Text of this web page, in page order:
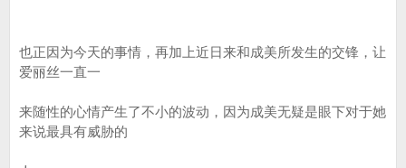
也正因为今天的事情，再加上近日来和成美所发生的交锋，让
爱丽丝一直一
来随性的心情产生了不小的波动，因为成美无疑是眼下对于她
来说最具有威胁的